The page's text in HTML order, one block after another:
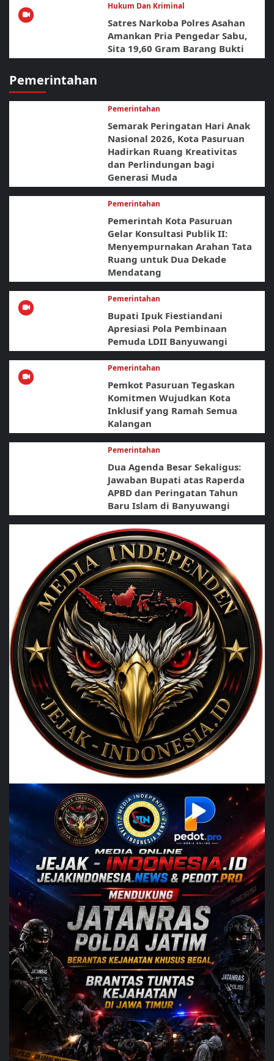
Hukum Dan Kriminal
Satres Narkoba Polres Asahan
Amankan Pria Pengedar Sabu,
Sita 19,60 Gram Barang Bukti
Pemerintahan
Pemerintahan
Semarak Peringatan Hari Anak
Nasional 2026, Kota Pasuruan
Hadirkan Ruang Kreativitas
dan Perlindungan bagi
Generasi Muda
Pemerintahan
Pemerintah Kota Pasuruan
Gelar Konsultasi Publik II:
Menyempurnakan Arahan Tata
Ruang untuk Dua Dekade
Mendatang
Pemerintahan
Bupati Ipuk Fiestiandani
Apresiasi Pola Pembinaan
Pemuda LDII Banyuwangi
Pemerintahan
Pemkot Pasuruan Tegaskan
Komitmen Wujudkan Kota
Inklusif yang Ramah Semua
Kalangan
Pemerintahan
Dua Agenda Besar Sekaligus:
Jawaban Bupati atas Raperda
APBD dan Peringatan Tahun
Baru Islam di Banyuwangi